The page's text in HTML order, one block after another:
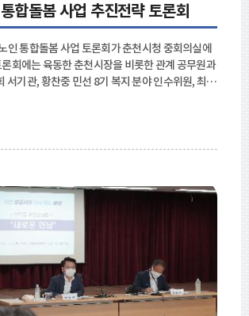
합돌봄 사업 추진전략 토론회
인 통합돌봄 사업 토론회가 춘천시청 중회의실에
회에는 육동한 춘천시장을 비롯한 관계 공무원과
서기관, 황찬중 민선 8기 복지 분야 인수위원, 최승
는 날씨지만 아주 중요한 주제를 갖고 토론이 진행
신 돌봄이야말로 춘천형 돌봄의 핵심이다.”라고
서 간 역할 구분을 명확히 하여 통합 전달체계를
다.